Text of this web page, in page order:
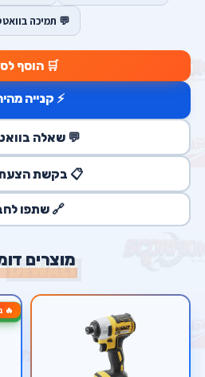
💬 תמיכה
🛒 הוסף
⚡ קנייה
💬 שאלה
📋 בקשת
🔗 שתפו
מוצרים
🔥-25%